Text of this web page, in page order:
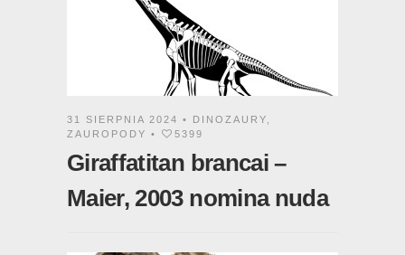
31 SIERPNIA 2024 • DINOZAURY
ZAUROPODY • 5399
Giraffatitan brancai –
Maier, 2003 nomina nuda